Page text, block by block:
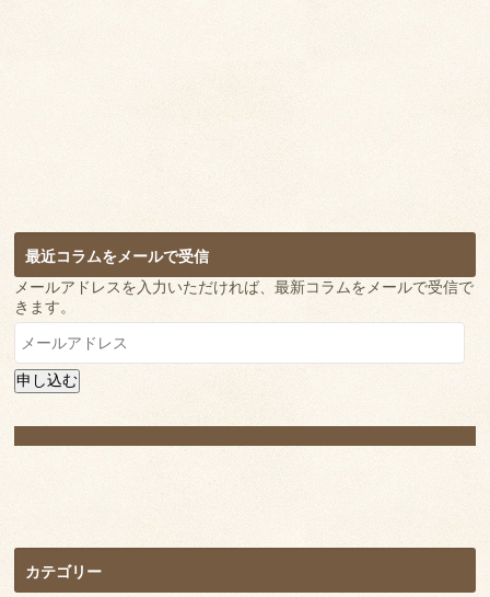
最近コラムをメールで受信
メールアドレスを入力いただければ、最新コラムをメールで受信で
きます。
メ
ー
ル
ア
レ
ス
申し込む
カテゴリー